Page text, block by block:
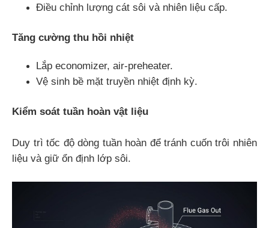
Điều chỉnh lượng cát sôi và nhiên liệu cấp.
Tăng cường thu hồi nhiệt
Lắp economizer, air-preheater.
Vệ sinh bề mặt truyền nhiệt định kỳ.
Kiểm soát tuần hoàn vật liệu
Duy trì tốc độ dòng tuần hoàn để tránh cuốn trôi nhiên
liệu và giữ ổn định lớp sôi.